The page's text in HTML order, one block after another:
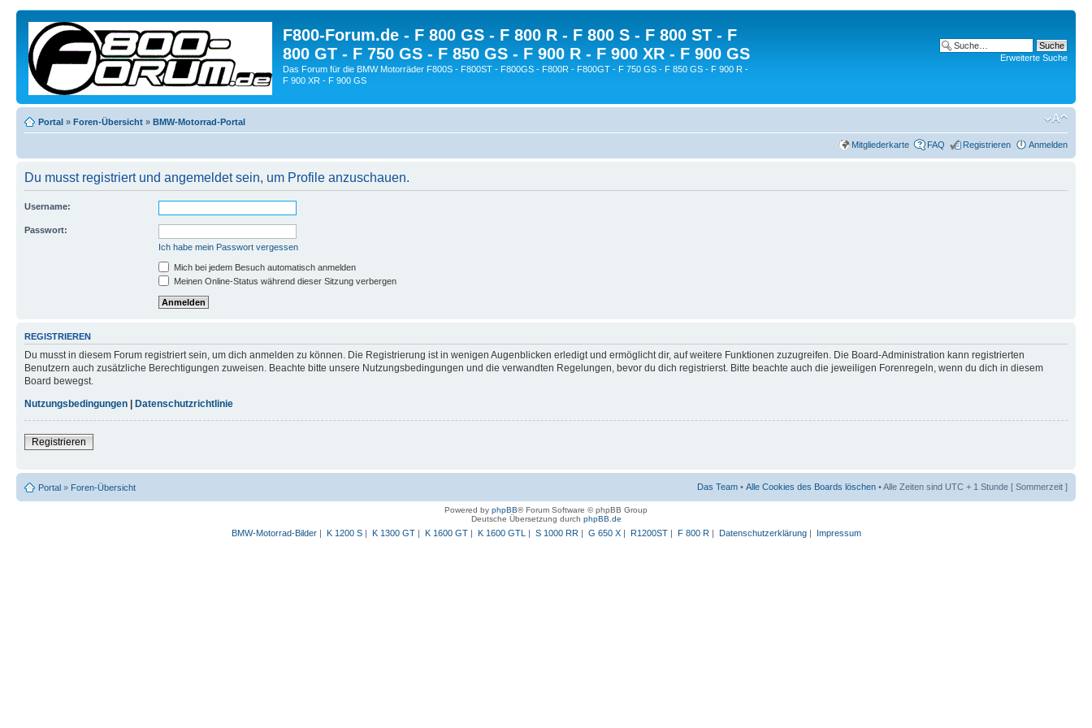
F800-Forum.de - F 800 GS - F 800 R - F 800 S - F 800 ST - F
800 GT - F 750 GS - F 850 GS - F 900 R - F 900 XR - F 900 GS
Das Forum für die BMW Motorräder F800S - F800ST - F800GS - F800R - F800GT - F 750 GS - F 850 GS - F 900 R -
F 900 XR - F 900 GS
Erweiterte Suche
Portal » Foren-Übersicht » BMW-Motorrad-Portal
Mitgliederkarte FAQ Registrieren Anmelden
Du musst registriert und angemeldet sein, um Profile anzuschauen.
Username:
Passwort:
Ich habe mein Passwort vergessen
Mich bei jedem Besuch automatisch anmelden
Meinen Online-Status während dieser Sitzung verbergen
REGISTRIEREN
Du musst in diesem Forum registriert sein, um dich anmelden zu können. Die Registrierung ist in wenigen Augenblicken erledigt und ermöglicht dir, auf weitere Funktionen zuzugreifen. Die Board-Administration kann registrierten
Benutzern auch zusätzliche Berechtigungen zuweisen. Beachte bitte unsere Nutzungsbedingungen und die verwandten Regelungen, bevor du dich registrierst. Bitte beachte auch die jeweiligen Forenregeln, wenn du dich in diesem
Board bewegst.
Nutzungsbedingungen
Datenschutzrichtlinie
Registrieren
Portal » Foren-Übersicht Das Team • Alle Cookies des Boards löschen • Alle Zeiten sind UTC + 1 Stunde [ Sommerzeit ]
Powered by phpBB® Forum Software © phpBB Group
Deutsche Übersetzung durch phpBB.de
BMW-Motorrad-Bilder| K 1200 S| K 1300 GT| K 1600 GT| K 1600 GTL | S 1000 RR | G 650 X| R1200ST| F 800 R | Datenschutzerklärung| Impressum